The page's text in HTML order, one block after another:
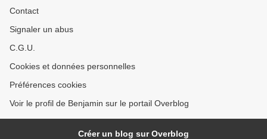
Contact
Signaler un abus
C.G.U.
Cookies et données personnelles
Préférences cookies
Voir le profil de Benjamin sur le portail Overblog
Créer un blog sur Overblog